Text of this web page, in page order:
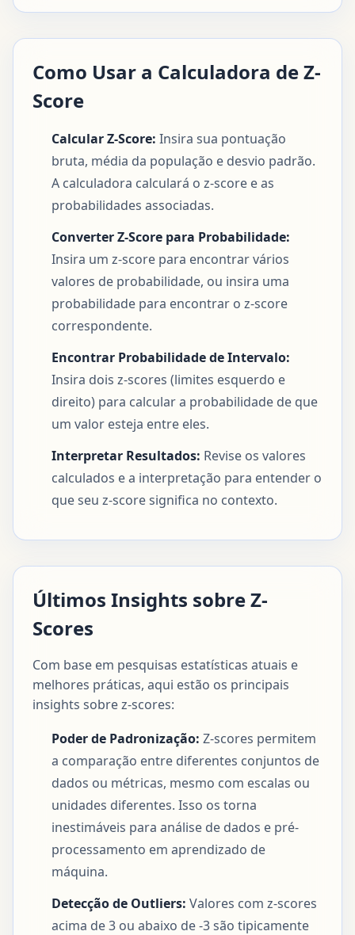
Como Usar a Calculadora de Z-
Score
Calcular Z-Score: Insira sua pontuação
bruta, média da população e desvio padrão.
A calculadora calculará o z-score e as
probabilidades associadas.
Converter Z-Score para Probabilidade:
Insira um z-score para encontrar vários
valores de probabilidade, ou insira uma
probabilidade para encontrar o z-score
correspondente.
Encontrar Probabilidade de Intervalo:
Insira dois z-scores (limites esquerdo e
direito) para calcular a probabilidade de que
um valor esteja entre eles.
Interpretar Resultados: Revise os valores
calculados e a interpretação para entender o
que seu z-score significa no contexto.
Últimos Insights sobre Z-
Scores
Com base em pesquisas estatísticas atuais e
melhores práticas, aqui estão os principais
insights sobre z-scores:
Poder de Padronização: Z-scores permitem
a comparação entre diferentes conjuntos de
dados ou métricas, mesmo com escalas ou
unidades diferentes. Isso os torna
inestimáveis para análise de dados e pré-
processamento em aprendizado de
máquina.
Detecção de Outliers: Valores com z-scores
acima de 3 ou abaixo de -3 são tipicamente